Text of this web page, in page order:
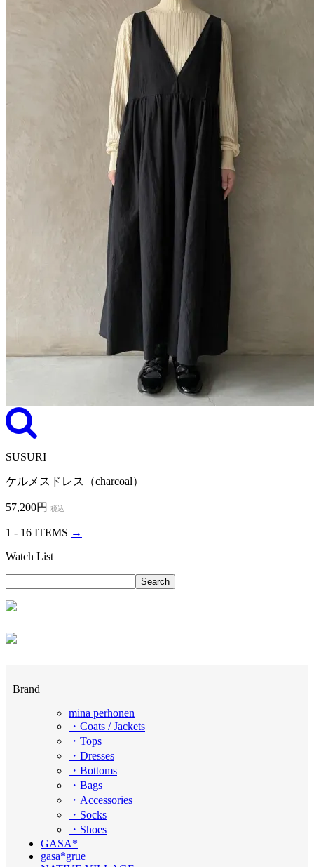
SUSURI
ケルメスドレス（charcoal）
57,200円 税込
1 - 16 ITEMS →
Watch List
Brand
mina perhonen
・Coats / Jackets
・Tops
・Dresses
・Bottoms
・Bags
・Accessories
・Socks
・Shoes
GASA*
gasa*grue